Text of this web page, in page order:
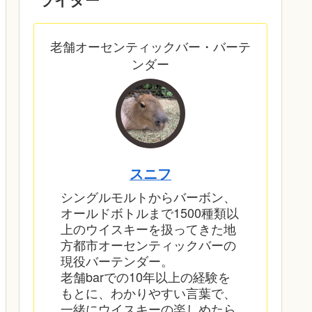
老舗オーセンティックバー・バーテ
ンダー
スニフ
シングルモルトからバーボン、
オールドボトルまで1500種類以
上のウイスキーを扱ってきた地
方都市オーセンティックバーの
現役バーテンダー。
老舗barでの10年以上の経験を
もとに、わかりやすい言葉で、